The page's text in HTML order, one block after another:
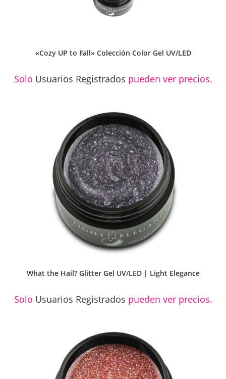
«Cozy UP to Fall» Colección Color Gel UV/LED
Solo Usuarios Registrados pueden ver precios.
What the Hail? Glitter Gel UV/LED | Light Elegance
Solo Usuarios Registrados pueden ver precios.